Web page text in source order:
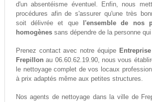
d'un absentéisme éventuel. Enfin, nous
procédures afin de s'assurer qu'une très
soit délivrée et que
l'ensemble de nos
homogènessans dépendre de la personne
Prenez contact avec notre équipe
Frepillon au 06.60.62.19.90, nous vous
le nettoyage complet de vos locaux
à prix adaptés même aux petites structures.
Nos agents de nettoyage dans la ville de